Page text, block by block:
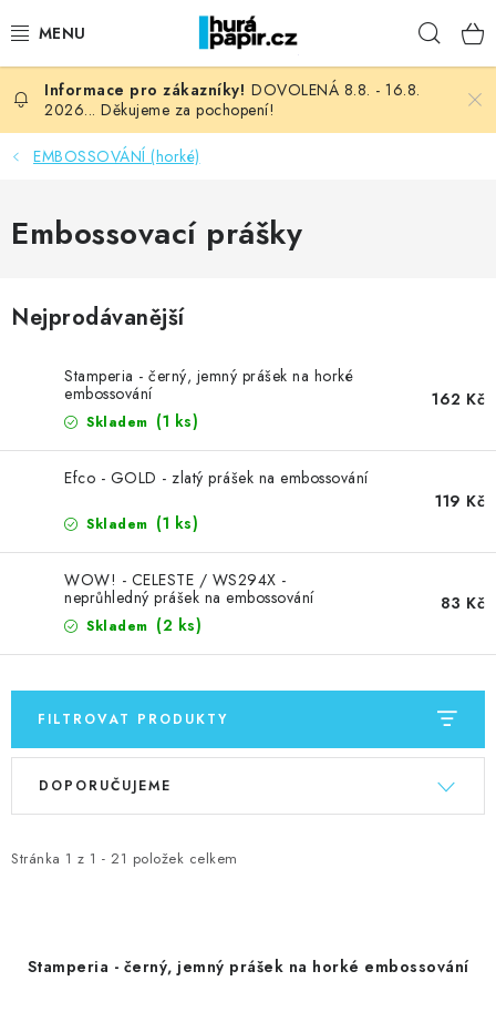
na
NOVINKY
HURÁ DÍLNA
KURZY NATY LYSAK
OBLÍBENÉ ♥️
ZNAČKY
Doprava Kontakty Moje objednávka
Hodnocení obchodu
Obchodní podmínky
Podmínky ochrany osobních údajů
Ověřování recenzí
Jak nakupovat
DOVOLENÁ 8.8. - 16.8.
2026... Děkujeme za pochopení!
EMBOSSOVÁNÍ (horké)
Embossovací prášky
Nejprodávanější
Stamperia - černý, jemný prášek na horké
embossování
Skladem (1 ks)
162 Kč
Efco - GOLD - zlatý prášek na embossování
Skladem (1 ks)
119 Kč
WOW! - CELESTE / WS294X -
neprůhledný prášek na embossování
Skladem (2 ks)
83 Kč
FILTROVAT PRODUKTY
V
i
Stránka 1 z 1 - 21 položek celkem
Ř
e
DOPORUČUJEME
Stamperia - černý, jemný prášek na horké embossování